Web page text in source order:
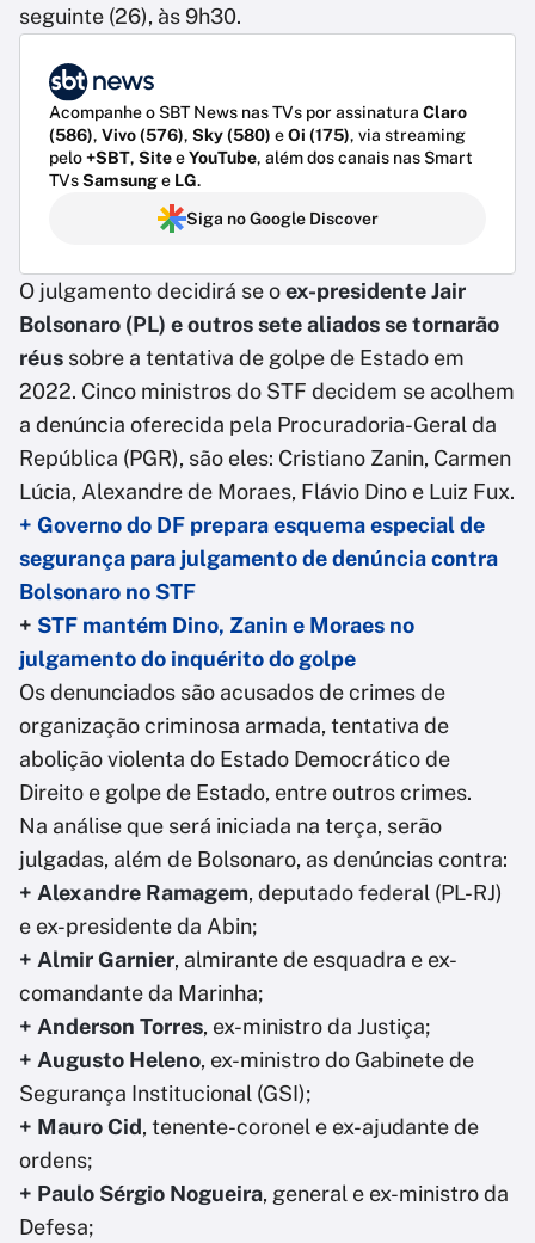
seguinte (26), às 9h30.
Acompanhe o SBT News nas TVs por assinatura Claro
(586), Vivo (576), Sky (580) eOi (175), via streaming
pelo+SBT, SiteeYouTube, além dos canais nas Smart
TVsSamsunge LG.
Siga no Google Discover
O julgamento decidirá se oex-presidente Jair
Bolsonaro (PL) e outros sete aliados se tornarão
réus sobre a tentativa de golpe de Estado em
2022. Cinco ministros do STF decidem se acolhem
a denúncia oferecida pela Procuradoria-Geral da
República (PGR), são eles: Cristiano Zanin, Carmen
Lúcia, Alexandre de Moraes, Flávio Dino e Luiz Fux.
+ Governo do DF prepara esquema especial de
segurança para julgamento de denúncia contra
Bolsonaro no STF
+ STF mantém Dino, Zanin e Moraes no
julgamento do inquérito do golpe
Os denunciados são acusados de crimes de
organização criminosa armada, tentativa de
abolição violenta do Estado Democrático de
Direito e golpe de Estado, entre outros crimes.
Na análise que será iniciada na terça, serão
julgadas, além de Bolsonaro, as denúncias contra:
+ Alexandre Ramagem, deputado federal (PL-RJ)
e ex-presidente da Abin;
+ Almir Garnier, almirante de esquadra e ex-
comandante da Marinha;
+ Anderson Torres, ex-ministro da Justiça;
+ Augusto Heleno, ex-ministro do Gabinete de
Segurança Institucional (GSI);
+ Mauro Cid, tenente-coronel e ex-ajudante de
ordens;
+ Paulo Sérgio Nogueira, general e ex-ministro da
Defesa;